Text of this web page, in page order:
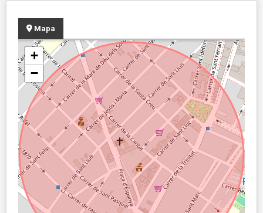
Mapa
+
−